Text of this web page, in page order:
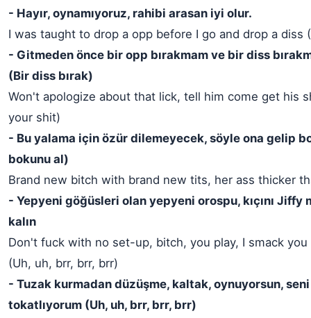
- Hayır, oynamıyoruz, rahibi arasan iyi olur.
I was taught to drop a opp before I go and drop a diss
- Gitmeden önce bir opp bırakmam ve bir diss
(Bir diss bırak)
Won't apologize about that lick, tell him come get his
your shit)
- Bu yalama için özür dilemeyecek, söyle ona gelip
bokunu al)
Brand new bitch with brand new tits, her ass thicker
- Yepyeni göğüsleri olan yepyeni orospu, kıçını Jiffy
kalın
Don't fuck with no set-up, bitch, you play, I smack
(Uh, uh, brr, brr, brr)
- Tuzak kurmadan düzüşme, kaltak, oynuyorsun,
tokatlıyorum (Uh, uh, brr, brr, brr)